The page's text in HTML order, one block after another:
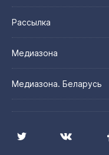
Рассылка
Медиазона
Медиазона. Беларусь